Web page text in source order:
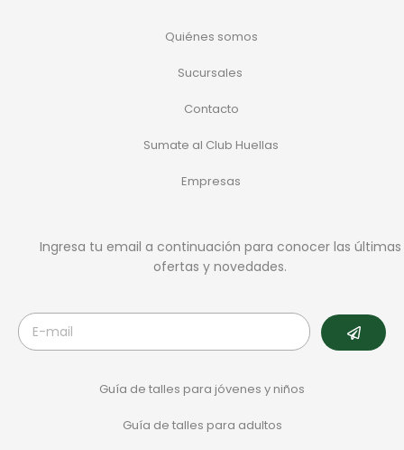
Quiénes somos
Sucursales
Contacto
Sumate al Club Huellas
Empresas
Ingresa tu email a continuación para conocer las últimas
ofertas y novedades.
Guía de talles para jóvenes y niños
Guía de talles para adultos